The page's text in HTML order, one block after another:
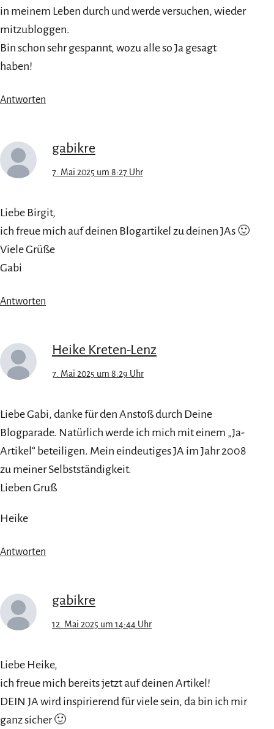
in meinem Leben durch und werde versuchen, wieder
mitzubloggen.
Bin schon sehr gespannt, wozu alle so Ja gesagt
haben!
Antworten
gabikre
7. Mai 2025 um 8:27 Uhr
Liebe Birgit,
ich freue mich auf deinen Blogartikel zu deinen JAs 🙂
Viele Grüße
Gabi
Antworten
Heike Kreten-Lenz
7. Mai 2025 um 8:29 Uhr
Liebe Gabi, danke für den Anstoß durch Deine
Blogparade. Natürlich werde ich mich mit einem „Ja-
Artikel“ beteiligen. Mein eindeutiges JA im Jahr 2008
zu meiner Selbstständigkeit.
Lieben Gruß
Heike
Antworten
gabikre
12. Mai 2025 um 14:44 Uhr
Liebe Heike,
ich freue mich bereits jetzt auf deinen Artikel!
DEIN JA wird inspirierend für viele sein, da bin ich mir
ganz sicher 🙂